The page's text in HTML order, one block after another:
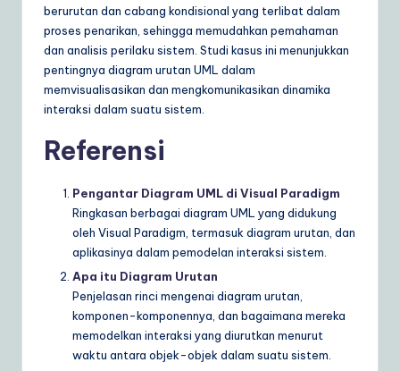
berurutan dan cabang kondisional yang terlibat dalam
proses penarikan, sehingga memudahkan pemahaman
dan analisis perilaku sistem. Studi kasus ini menunjukkan
pentingnya diagram urutan UML dalam
memvisualisasikan dan mengkomunikasikan dinamika
interaksi dalam suatu sistem.
Referensi
Pengantar Diagram UML di Visual Paradigm
Ringkasan berbagai diagram UML yang didukung
oleh Visual Paradigm, termasuk diagram urutan, dan
aplikasinya dalam pemodelan interaksi sistem.
Apa itu Diagram Urutan
Penjelasan rinci mengenai diagram urutan,
komponen-komponennya, dan bagaimana mereka
memodelkan interaksi yang diurutkan menurut
waktu antara objek-objek dalam suatu sistem.